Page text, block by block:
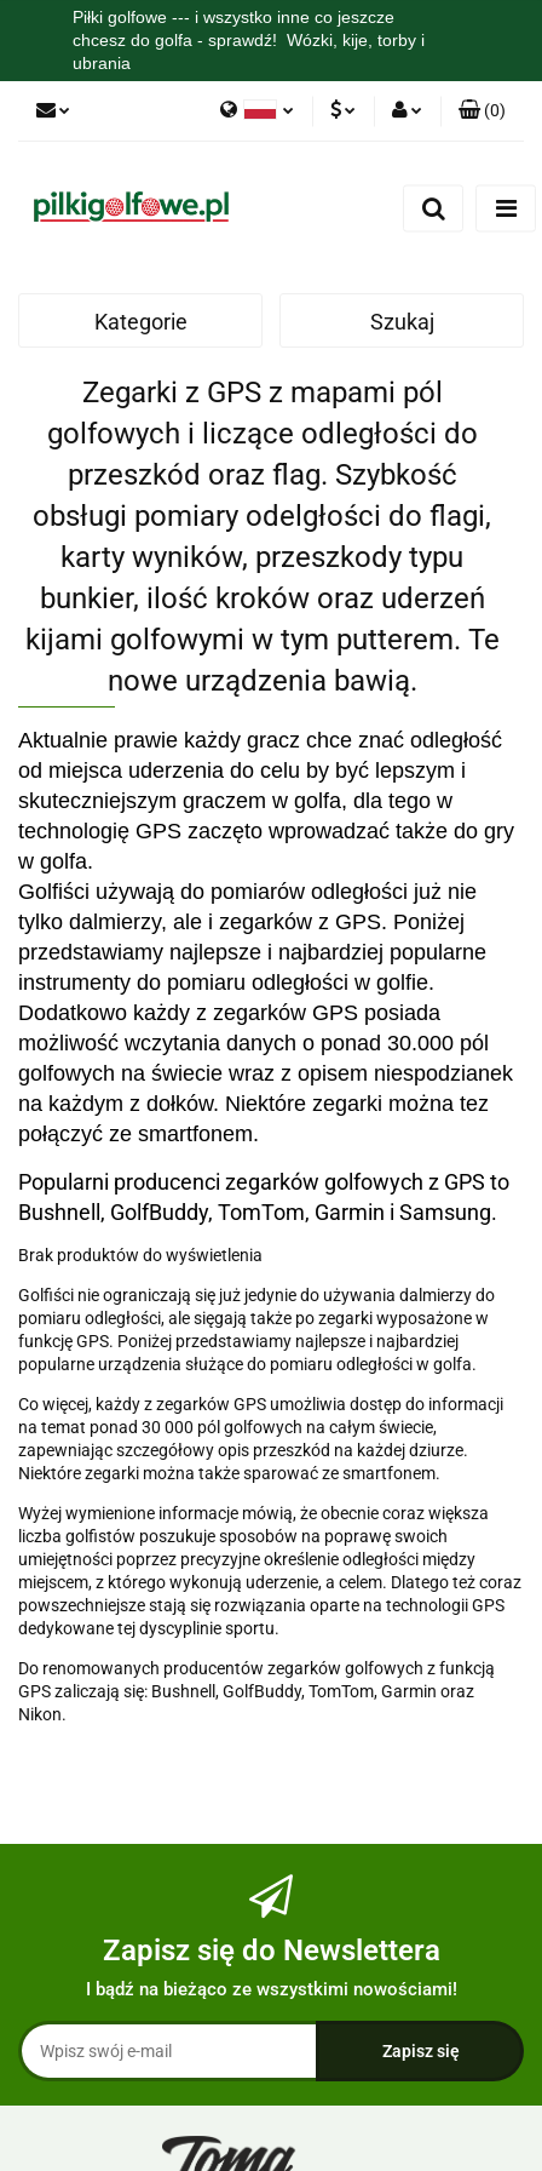
Piłki golfowe --- i wszystko inne co jeszcze
chcesz do golfa - sprawdź! Wózki, kije, torby i
ubrania
English
(0)
Kategorie Szukaj
Zegarki z GPS z mapami pól
golfowych i liczące odległości do
przeszkód oraz flag. Szybkość
obsługi pomiary odelgłości do flagi,
karty wyników, przeszkody typu
bunkier, ilość kroków oraz uderzeń
kijami golfowymi w tym putterem. Te
nowe urządzenia bawią.
Aktualnie prawie każdy gracz chce znać odległość
od miejsca uderzenia do celu by być lepszym i
skuteczniejszym graczem w golfa, dla tego w
technologię GPS zaczęto wprowadzać także do gry
w golfa.
Golfiści używają do pomiarów odległości już nie
tylko dalmierzy, ale i zegarków z GPS. Poniżej
przedstawiamy najlepsze i najbardziej popularne
instrumenty do pomiaru odległości w golfie.
Dodatkowo każdy z zegarków GPS posiada
możliwość wczytania danych o ponad 30.000 pól
golfowych na świecie wraz z opisem niespodzianek
na każdym z dołków. Niektóre zegarki można tez
połączyć ze smartfonem.
Popularni producenci zegarków golfowych z GPS to
Bushnell, GolfBuddy, TomTom, Garmin i Samsung.
Brak produktów do wyświetlenia
Golfiści nie ograniczają się już jedynie do używania dalmierzy do
pomiaru odległości, ale sięgają także po zegarki wyposażone w
funkcję GPS. Poniżej przedstawiamy najlepsze i najbardziej
popularne urządzenia służące do pomiaru odległości w golfa.
Co więcej, każdy z zegarków GPS umożliwia dostęp do informacji
na temat ponad 30 000 pól golfowych na całym świecie,
zapewniając szczegółowy opis przeszkód na każdej dziurze.
Niektóre zegarki można także sparować ze smartfonem.
Wyżej wymienione informacje mówią, że obecnie coraz większa
liczba golfistów poszukuje sposobów na poprawę swoich
umiejętności poprzez precyzyjne określenie odległości między
miejscem, z którego wykonują uderzenie, a celem. Dlatego też coraz
powszechniejsze stają się rozwiązania oparte na technologii GPS
dedykowane tej dyscyplinie sportu.
Do renomowanych producentów zegarków golfowych z funkcją
GPS zaliczają się: Bushnell, GolfBuddy, TomTom, Garmin oraz
Nikon.
Zapisz się do Newslettera
I bądź na bieżąco ze wszystkimi nowościami!